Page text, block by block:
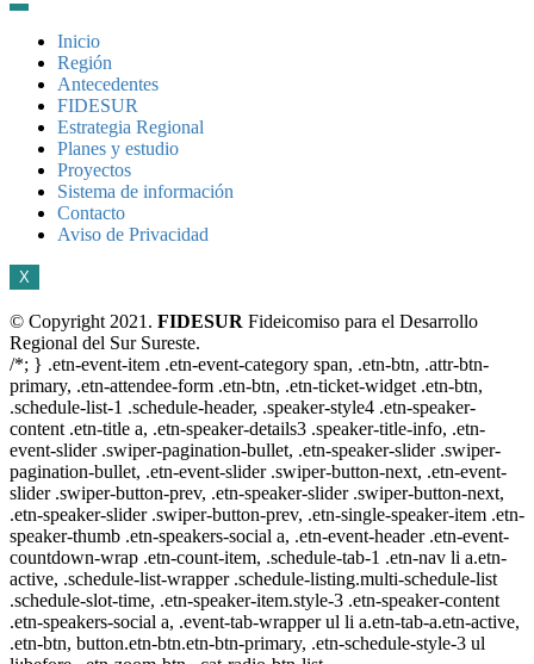
Inicio
Región
Antecedentes
FIDESUR
Estrategia Regional
Planes y estudio
Proyectos
Sistema de información
Contacto
Aviso de Privacidad
X
© Copyright 2021. FIDESUR Fideicomiso para el Desarrollo
Regional del Sur Sureste.
/*; } .etn-event-item .etn-event-category span, .etn-btn, .attr-btn-
primary, .etn-attendee-form .etn-btn, .etn-ticket-widget .etn-btn,
.schedule-list-1 .schedule-header, .speaker-style4 .etn-speaker-
content .etn-title a, .etn-speaker-details3 .speaker-title-info, .etn-
event-slider .swiper-pagination-bullet, .etn-speaker-slider .swiper-
pagination-bullet, .etn-event-slider .swiper-button-next, .etn-event-
slider .swiper-button-prev, .etn-speaker-slider .swiper-button-next,
.etn-speaker-slider .swiper-button-prev, .etn-single-speaker-item .etn-
speaker-thumb .etn-speakers-social a, .etn-event-header .etn-event-
countdown-wrap .etn-count-item, .schedule-tab-1 .etn-nav li a.etn-
active, .schedule-list-wrapper .schedule-listing.multi-schedule-list
.schedule-slot-time, .etn-speaker-item.style-3 .etn-speaker-content
.etn-speakers-social a, .event-tab-wrapper ul li a.etn-tab-a.etn-active,
.etn-btn, button.etn-btn.etn-btn-primary, .etn-schedule-style-3 ul